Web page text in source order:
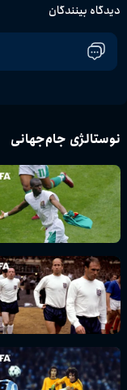
دیدگاه بینندگان
نوستالژی جام‌جهانی